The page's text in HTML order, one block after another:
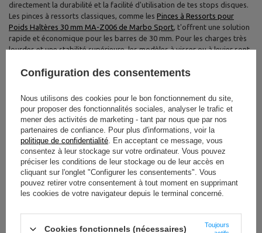
directement la durabilité et la facilité d'utilisation de tes stops disques.
Les pinces à ressorts classiques, comme les Pinces à Ressorts pour
Poids Haltères 30 mm MA-Z006 de Marbo Sport, t'offrent une solution
rapide et économique pour les barres de 30 mm. Pour les charges très
lourdes et une stabilité supérieure, les modèles à visser ou à levier sont
et une tranquillité d'esprit inégalée. La robustesse du matériau, qu'il
de l'accessoire face aux chocs et à l'usure intensive.
facilité d'installation et de retraitest un critère important pour
optimiser ton temps d'entraînement, surtout si tu changes
fréquemment de poids. Les pinces à ressorts sont extrêmement rapides
à manipuler, idéales pour les circuits d'entraînement ou les séances avec
des supersets où chaque seconde compte. Les systèmes à visser, bien
que nécessitant un peu plus de temps, offrent une sécurité maximale
pour les mouvements explosifs ou les soulevés très lourds. Réfléchis à
ton style d'entraînement pour déterminer quel mécanisme t'apportera
Adapte tes stops disques à ton niveau
Configuration des consentements
Nous utilisons des cookies pour le bon fonctionnement du site,
pour proposer des fonctionnalités sociales, analyser le trafic et
mener des activités de marketing - tant par nous que par nos
partenaires de confiance. Pour plus d'informations, voir la
politique de confidentialité . En acceptant ce message, vous
consentez à leur stockage sur votre ordinateur. Vous pouvez
préciser les conditions de leur stockage ou de leur accès en
cliquant sur l'onglet "Configurer les consentements". Vous
pouvez retirer votre consentement à tout moment en supprimant
les cookies de votre navigateur depuis le terminal concerné.
Cookies fonctionnels (nécessaires)
Toujours